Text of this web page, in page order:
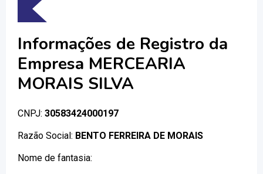
Informações de Registro da
Empresa MERCEARIA
MORAIS SILVA
CNPJ: 30583424000197
Razão Social: BENTO FERREIRA DE MORAIS
Nome de fantasia: